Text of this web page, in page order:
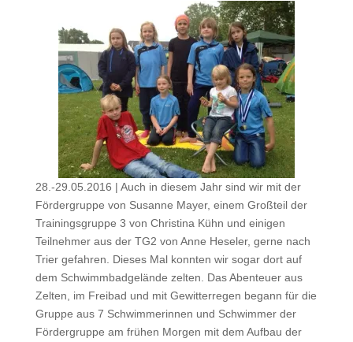
28.-29.05.2016 | Auch in diesem Jahr sind wir mit der
Fördergruppe von Susanne Mayer, einem Großteil der
Trainingsgruppe 3 von Christina Kühn und einigen
Teilnehmer aus der TG2 von Anne Heseler, gerne nach
Trier gefahren. Dieses Mal konnten wir sogar dort auf
dem Schwimmbadgelände zelten. Das Abenteuer aus
Zelten, im Freibad und mit Gewitterregen begann für die
Gruppe aus 7 Schwimmerinnen und Schwimmer der
Fördergruppe am frühen Morgen mit dem Aufbau der